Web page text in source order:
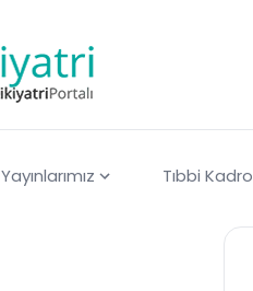
Yayınlarımız Tıbbi Kadro